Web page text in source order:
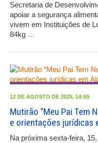
Secretaria de
apoiar a segurança
vivem em Instituições de
84kg …
12 DE AGOSTO DE 2025, 14:59
Mutirão “Meu Pai Tem
e orientações jurídicas
Na próxima sexta-feira,